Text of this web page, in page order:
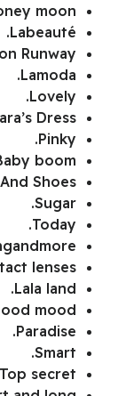
moon.
Labeauté.
Runway.
Lamoda.
Lovely.
Dress.
Pinky.
boom.
Shoes.
Sugar.
Today.
lenses.
Lala land.
mood.
Paradise.
Smart.
Top secret.